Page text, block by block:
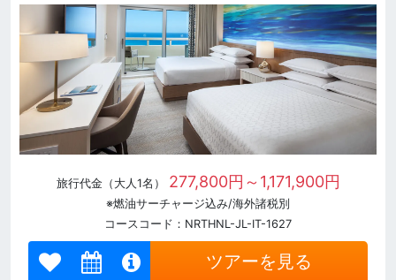
旅行代金（大人1名） 277,800円～1,171,900円
※燃油サーチャージ込み/海外諸税別
コースコード：NRTHNL-JL-IT-1627
ツアーを見る